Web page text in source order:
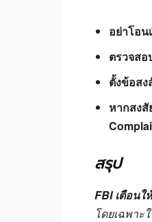
อย่าโอน
ตรวจส
ตั้งข้อสง
หากสง
สรุป
FBI เตือน
โดยเฉพา